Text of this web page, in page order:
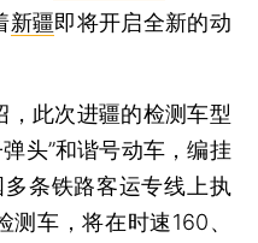
新疆即将开启全新的动
，此次进疆的检测车型
头”和谐号动车，编挂
条铁路客运专线上执
车，将在时速160、